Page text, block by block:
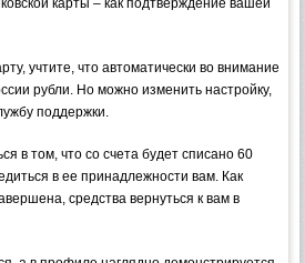
карты – как подтверждение вашей
учтите, что автоматически во внимание
рубли. Но можно изменить настройку,
поддержки.
в том, что со счета будет списано 60
в ее принадлежности вам. Как
средства вернуться к вам в